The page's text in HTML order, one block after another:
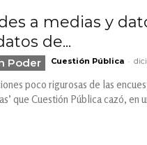
a medias y
de...
Poder Cuestión Pública -
poco rigurosas de las
que Cuestión Pública cazó,